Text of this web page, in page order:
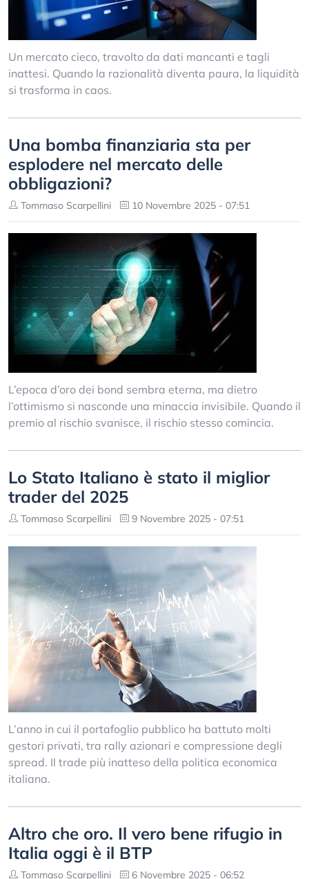
Un mercato cieco, travolto da dati mancanti e tagli
inattesi. Quando la razionalità diventa paura, la liquidità
si trasforma in caos.
Una bomba finanziaria sta per
esplodere nel mercato delle
obbligazioni?
Tommaso Scarpellini 10 Novembre 2025 - 07:51
L’epoca d’oro dei bond sembra eterna, ma dietro
l’ottimismo si nasconde una minaccia invisibile. Quando il
premio al rischio svanisce, il rischio stesso comincia.
Lo Stato Italiano è stato il miglior
trader del 2025
Tommaso Scarpellini 9 Novembre 2025 - 07:51
L’anno in cui il portafoglio pubblico ha battuto molti
gestori privati, tra rally azionari e compressione degli
spread. Il trade più inatteso della politica economica
italiana.
Altro che oro. Il vero bene rifugio in
Italia oggi è il BTP
Tommaso Scarpellini 6 Novembre 2025 - 06:52